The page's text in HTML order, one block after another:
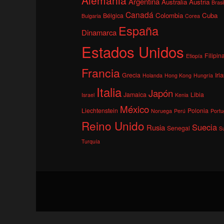
Brasil
Bulgaria Bélgica Canadá Colombia Corea Cuba
Dinamarca España
Estados Unidos Etiopía
Francia Grecia Holanda Hong Kong Hungría
Israel Italia Jamaica Japón Kenia Libia
Liechtenstein México Noruega Perú Polonia
Reino Unido Rusia Senegal Suecia
Turquía